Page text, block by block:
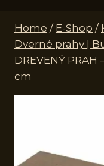
Home / E-Shop /
Dverné prahy |
DREVENÝ PRAH
cm